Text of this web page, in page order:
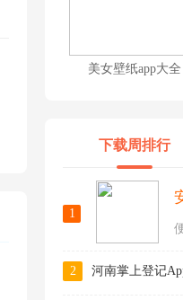
美女壁纸app大全
下载周排行
1
2 河南掌上登记